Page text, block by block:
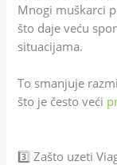
Mnogi muškarci
što daje veću
situacijama.
To smanjuje
što je često veći
3️⃣ Zašto uzeti